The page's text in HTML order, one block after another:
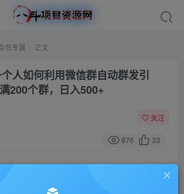
员专属 正文
个人如何利用微信群自动群发引
200个群，日入500+
关注
876 33
，请付费后查看